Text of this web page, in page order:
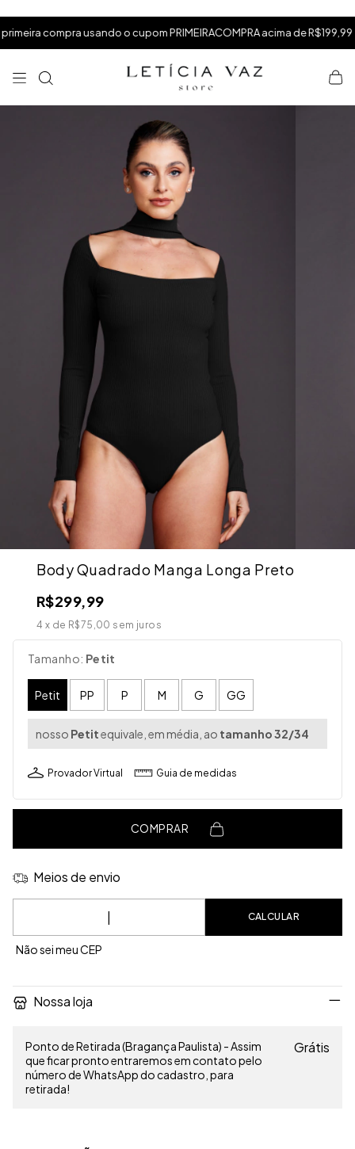
compra usando o cupom PRIMEIRACOMPRA acima de R$199,99 .
Body Quadrado Manga Longa Preto
R$299,99
4 x de R$75,00 sem juros
Tamanho: Petit
Petit PP P M G GG
nosso Petitequivale, em média, ao tamanho 32/34
Provador Virtual Guia de medidas
COMPRAR
Meios de envio
Entregas para o CEP:
CALCULAR
Não sei meu CEP
Nossa loja
Ponto de Retirada (Bragança Paulista) - Assim
que ficar pronto entraremos em contato pelo
número de WhatsApp do cadastro, para
retirada!
Grátis